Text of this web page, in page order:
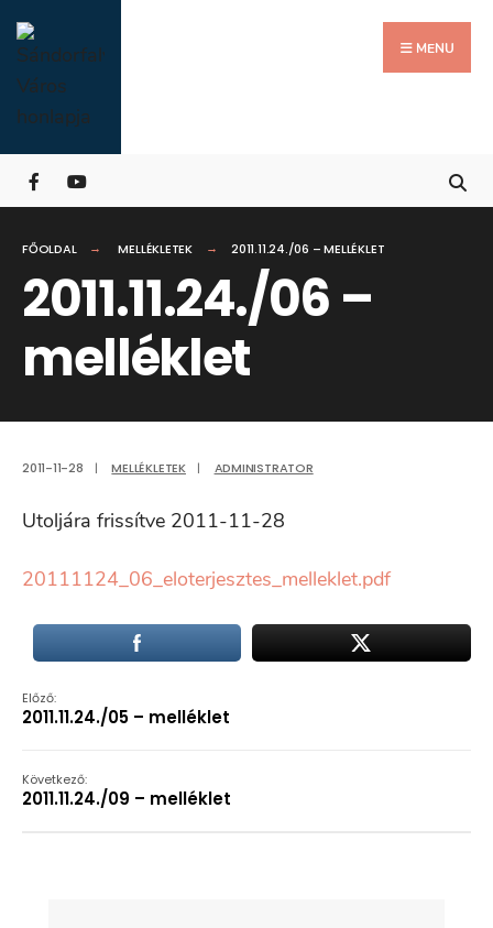
Skip
to
content
MENU
FŐOLDAL MELLÉKLETEK 2011.11.24./06 – MELLÉKLET
2011.11.24./06 –
melléklet
2011-11-28 | MELLÉKLETEK | ADMINISTRATOR
Utoljára frissítve 2011-11-28
20111124_06_eloterjesztes_melleklet.pdf
Előző:
2011.11.24./05 – melléklet
Következő:
2011.11.24./09 – melléklet
for:
Close